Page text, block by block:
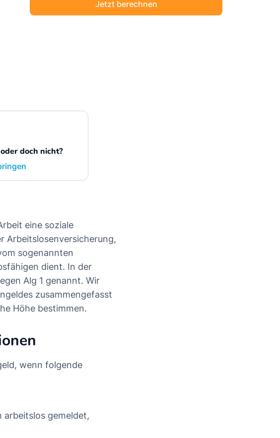
Sichere Geldanlagen
Jetzt berechnen
doch nicht?
eine soziale
Arbeitslosenversicherung,
sogenannten
dient. In der
Alg 1 genannt. Wir
zusammengefasst
Höhe bestimmen.
wenn folgende
arbeitslos gemeldet,